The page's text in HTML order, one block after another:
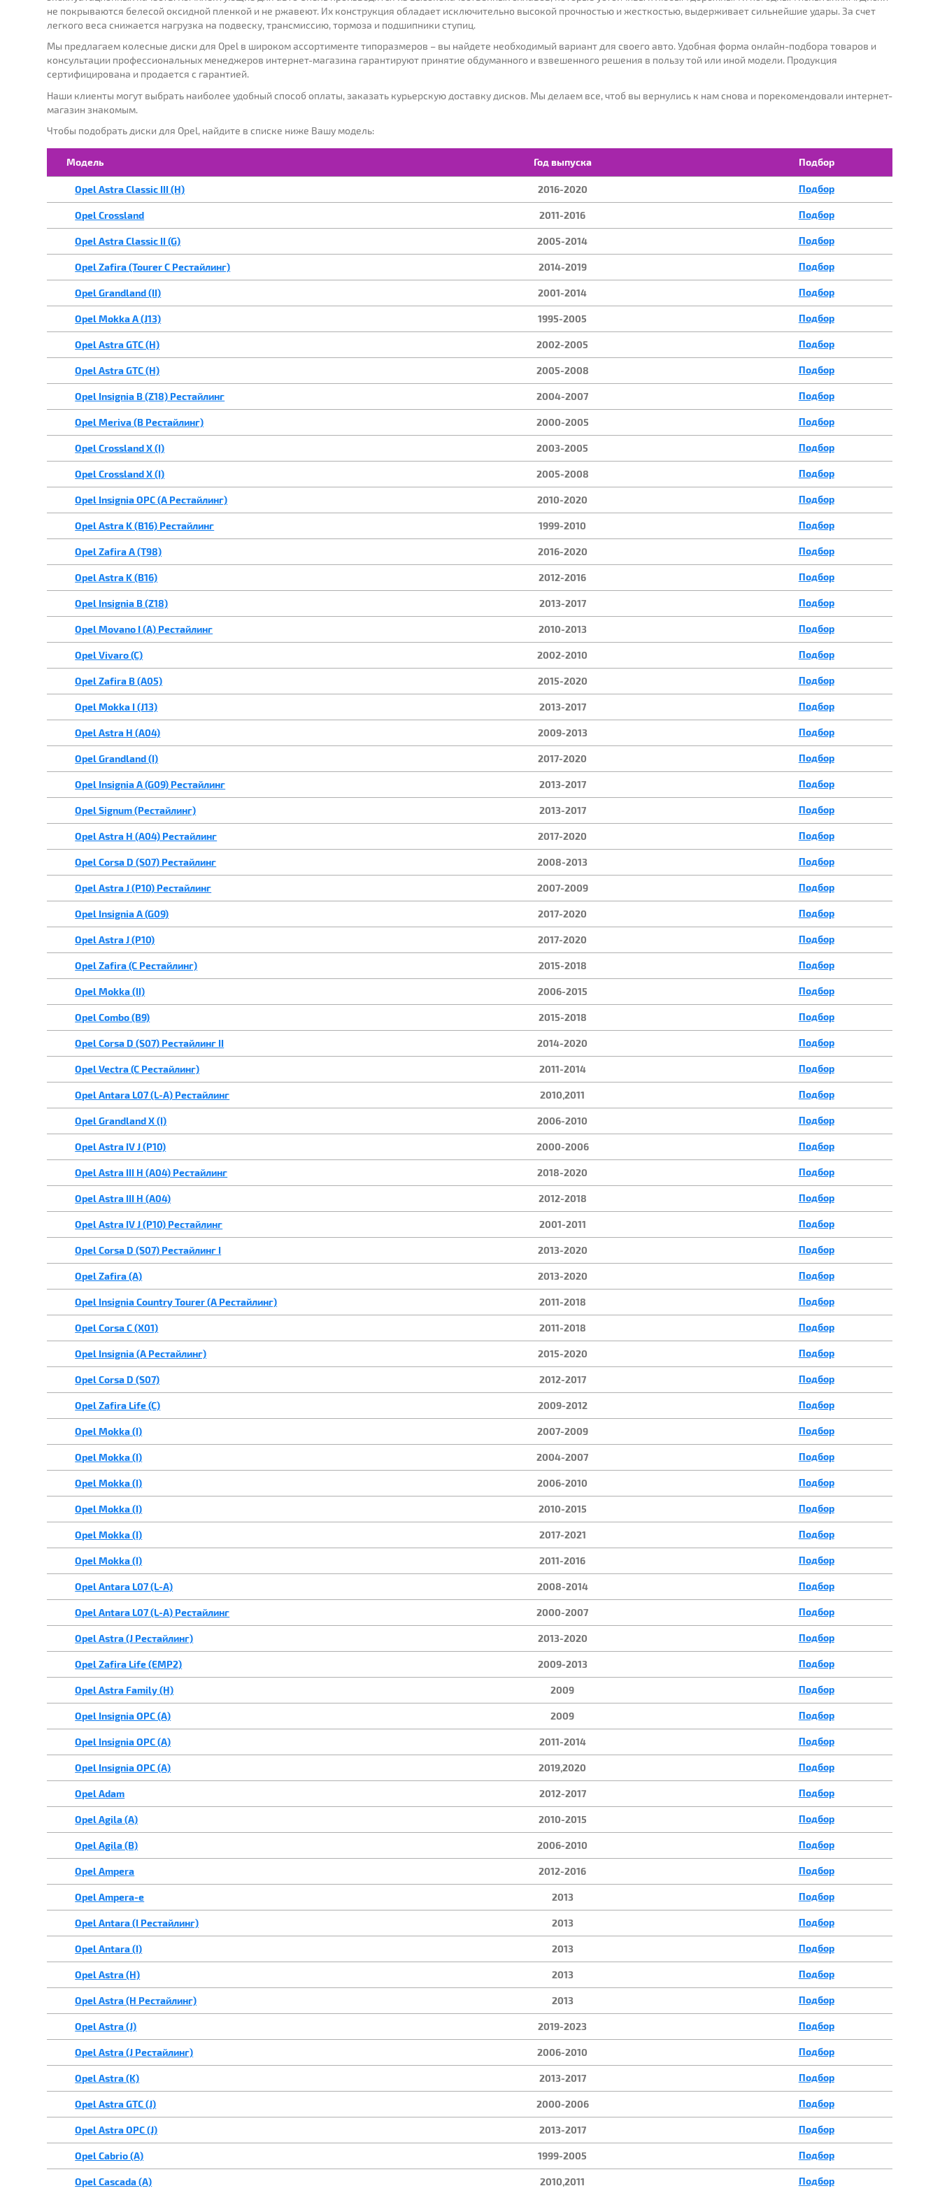
Выберите
МОДЕЛЬ:
не покрываются белесой оксидной пленкой и не ржавеют. Их конструкция обладает исключительно высокой прочностью и жесткостью, выдерживает сильнейшие удары. За счет
легкого веса снижается нагрузка на подвеску, трансмиссию, тормоза и подшипники ступиц.
Мы предлагаем колесные диски для Opel в широком ассортименте типоразмеров – вы найдете необходимый вариант для своего авто. Удобная форма онлайн-подбора товаров и
консультации профессиональных менеджеров интернет-магазина гарантируют принятие обдуманного и взвешенного решения в пользу той или иной модели. Продукция
сертифицирована и продается с гарантией.
Наши клиенты могут выбрать наиболее удобный способ оплаты, заказать курьерскую доставку дисков. Мы делаем все, чтоб вы вернулись к нам снова и порекомендовали интернет-
магазин знакомым.
Чтобы подобрать диски для Opel, найдите в списке ниже Вашу модель:
Модель Год выпуска Подбор
Opel Astra Classic III (H) 2016-2020 Подбор
Opel Crossland 2011-2016 Подбор
Opel Astra Classic II (G) 2005-2014 Подбор
Opel Zafira (Tourer C Рестайлинг) 2014-2019 Подбор
Opel Grandland (II) 2001-2014 Подбор
Opel Mokka A (J13) 1995-2005 Подбор
Opel Astra GTC (H) 2002-2005 Подбор
Opel Astra GTC (H) 2005-2008 Подбор
Opel Insignia B (Z18) Рестайлинг 2004-2007 Подбор
Opel Meriva (B Рестайлинг) 2000-2005 Подбор
Opel Crossland X (I) 2003-2005 Подбор
Opel Crossland X (I) 2005-2008 Подбор
Opel Insignia OPC (A Рестайлинг) 2010-2020 Подбор
Opel Astra K (B16) Рестайлинг 1999-2010 Подбор
Opel Zafira A (T98) 2016-2020 Подбор
Opel Astra K (B16) 2012-2016 Подбор
Opel Insignia B (Z18) 2013-2017 Подбор
Opel Movano I (A) Рестайлинг 2010-2013 Подбор
Opel Vivaro (C) 2002-2010 Подбор
Opel Zafira B (A05) 2015-2020 Подбор
Opel Mokka I (J13) 2013-2017 Подбор
Opel Astra H (A04) 2009-2013 Подбор
Opel Grandland (I) 2017-2020 Подбор
Opel Insignia A (G09) Рестайлинг 2013-2017 Подбор
Opel Signum (Рестайлинг) 2013-2017 Подбор
Opel Astra H (A04) Рестайлинг 2017-2020 Подбор
Opel Corsa D (S07) Рестайлинг 2008-2013 Подбор
Opel Astra J (P10) Рестайлинг 2007-2009 Подбор
Opel Insignia A (G09) 2017-2020 Подбор
Opel Astra J (P10) 2017-2020 Подбор
Opel Zafira (C Рестайлинг) 2015-2018 Подбор
Opel Mokka (II) 2006-2015 Подбор
Opel Combo (B9) 2015-2018 Подбор
Opel Corsa D (S07) Рестайлинг II 2014-2020 Подбор
Opel Vectra (C Рестайлинг) 2011-2014 Подбор
Opel Antara L07 (L-A) Рестайлинг 2010,2011 Подбор
Opel Grandland X (I) 2006-2010 Подбор
Opel Astra IV J (P10) 2000-2006 Подбор
Opel Astra III H (A04) Рестайлинг 2018-2020 Подбор
Opel Astra III H (A04) 2012-2018 Подбор
Opel Astra IV J (P10) Рестайлинг 2001-2011 Подбор
Opel Corsa D (S07) Рестайлинг I 2013-2020 Подбор
Opel Zafira (A) 2013-2020 Подбор
Opel Insignia Country Tourer (A Рестайлинг) 2011-2018 Подбор
Opel Corsa C (X01) 2011-2018 Подбор
Opel Insignia (A Рестайлинг) 2015-2020 Подбор
Opel Corsa D (S07) 2012-2017 Подбор
Opel Zafira Life (C) 2009-2012 Подбор
Opel Mokka (I) 2007-2009 Подбор
Opel Mokka (I) 2004-2007 Подбор
Opel Mokka (I) 2006-2010 Подбор
Opel Mokka (I) 2010-2015 Подбор
Opel Mokka (I) 2017-2021 Подбор
Opel Mokka (I) 2011-2016 Подбор
Opel Antara L07 (L-A) 2008-2014 Подбор
Opel Antara L07 (L-A) Рестайлинг 2000-2007 Подбор
Opel Astra (J Рестайлинг) 2013-2020 Подбор
Opel Zafira Life (EMP2) 2009-2013 Подбор
Opel Astra Family (H) 2009 Подбор
Opel Insignia OPC (A) 2009 Подбор
Opel Insignia OPC (A) 2011-2014 Подбор
Opel Insignia OPC (A) 2019,2020 Подбор
Opel Adam 2012-2017 Подбор
Opel Agila (A) 2010-2015 Подбор
Opel Agila (B) 2006-2010 Подбор
Opel Ampera 2012-2016 Подбор
Opel Ampera-e 2013 Подбор
Opel Antara (I Рестайлинг) 2013 Подбор
Opel Antara (I) 2013 Подбор
Opel Astra (H) 2013 Подбор
Opel Astra (H Рестайлинг) 2013 Подбор
Opel Astra (J) 2019-2023 Подбор
Opel Astra (J Рестайлинг) 2006-2010 Подбор
Opel Astra (K) 2013-2017 Подбор
Opel Astra GTC (J) 2000-2006 Подбор
Opel Astra OPC (J) 2013-2017 Подбор
Opel Cabrio (A) 1999-2005 Подбор
Opel Cascada (A) 2010,2011 Подбор